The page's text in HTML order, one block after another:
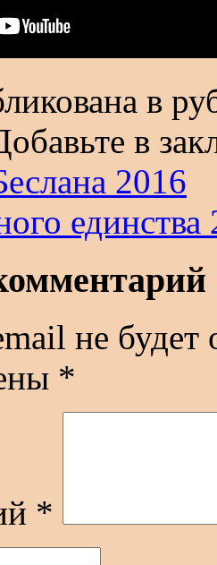
в
в
2016
не будет
*
*